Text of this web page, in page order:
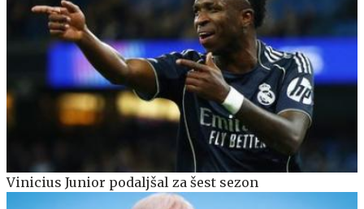
Vinicius Junior podaljšal za šest sezon